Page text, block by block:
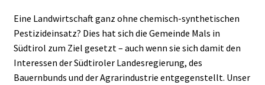
Eine Landwirtschaft ganz ohne chemisch-synthetischen
Pestizideinsatz? Dies hat sich die Gemeinde Mals in
Südtirol zum Ziel gesetzt – auch wenn sie sich damit den
Interessen der Südtiroler Landesregierung, des
Bauernbunds und der Agrarindustrie entgegenstellt. Unser